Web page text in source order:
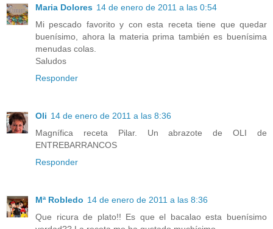
Maria Dolores 14 de enero de 2011 a las 0:54
Mi pescado favorito y con esta receta tiene que quedar
buenísimo, ahora la materia prima también es buenísima
menudas colas.
Saludos
Responder
Oli 14 de enero de 2011 a las 8:36
Magnífica receta Pilar. Un abrazote de OLI de
ENTREBARRANCOS
Responder
Mª Robledo 14 de enero de 2011 a las 8:36
Que ricura de plato!! Es que el bacalao esta buenísimo